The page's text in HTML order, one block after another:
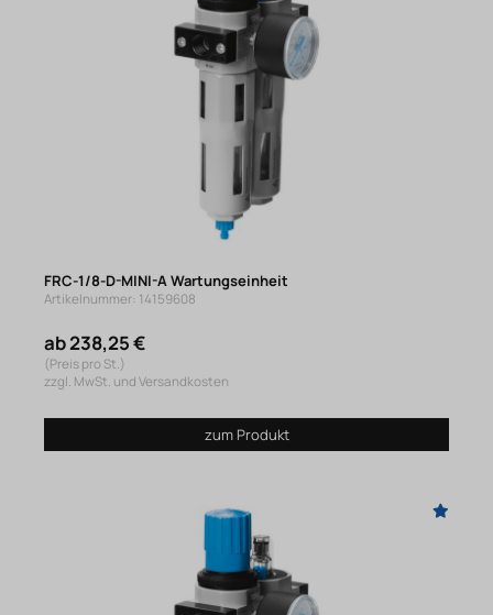
FRC-1/8-D-MINI-A Wartungseinheit
Artikelnummer: 14159608
ab 238,25 €
(Preis pro St.)
zzgl. MwSt. und Versandkosten
zum Produkt